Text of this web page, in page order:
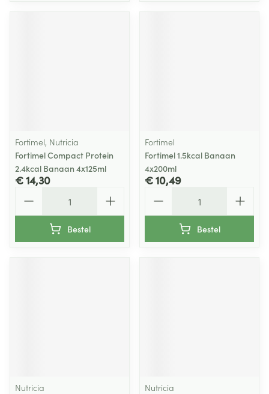
Fortimel, Nutricia
Fortimel Compact Protein
2.4kcal Banaan 4x125ml
€ 14,30
Bestel
Fortimel
Fortimel 1.5kcal Banaan
4x200ml
€ 10,49
Bestel
Nutricia
Nutricia